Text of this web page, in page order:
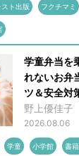
スト出版 フクチマミ
学童弁当を
れないお弁
ツ＆安全対
野上優佳子
2026.08.06
学童 小学館 書